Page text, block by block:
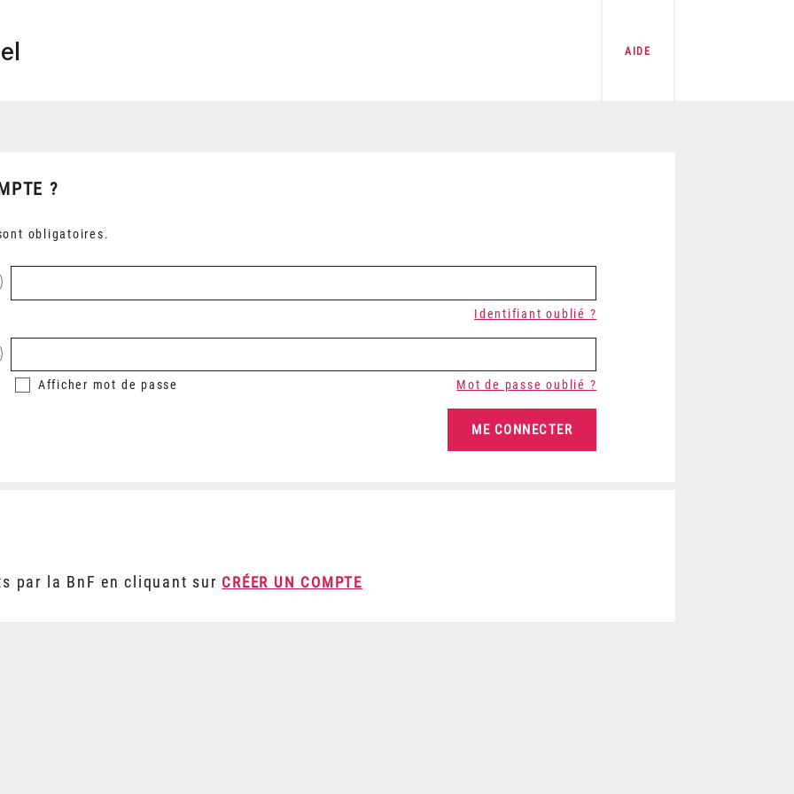
AIDE
?
obligatoires.
Identifiant oublié ?
Afficher mot de passe Mot de passe oublié ?
par la BnF en cliquant sur CRÉER UN COMPTE